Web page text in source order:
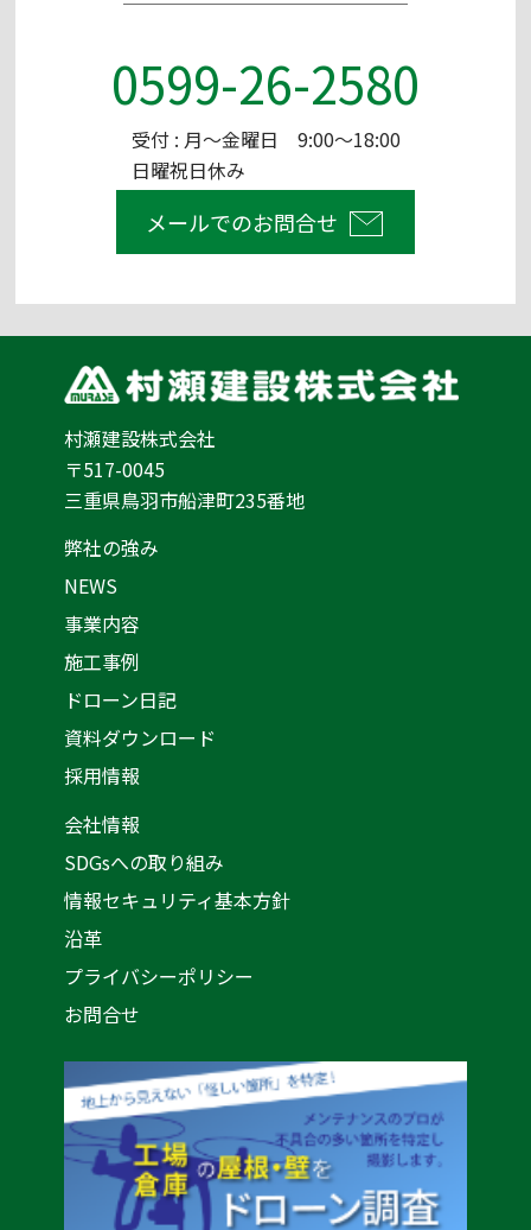
0599-26-2580
受付 : 月～金曜日 9:00～18:00
日曜祝日休み
メールでのお問合せ
村瀬建設株式会社
〒517-0045
三重県鳥羽市船津町235番地
弊社の強み
NEWS
事業内容
施工事例
ドローン日記
資料ダウンロード
採用情報
会社情報
SDGsへの取り組み
情報セキュリティ基本方針
沿革
プライバシーポリシー
お問合せ